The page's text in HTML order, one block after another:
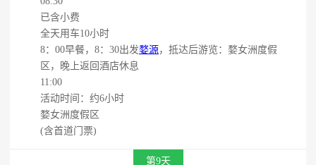
已含小费
全天用车10小时
8：00早餐，8：30出发婺源 ，抵达后游览：婺女洲度假
区，晚上返回酒店休息
11:00
活动时间：约6小时
婺女洲度假区
(含首道门票)
第9天